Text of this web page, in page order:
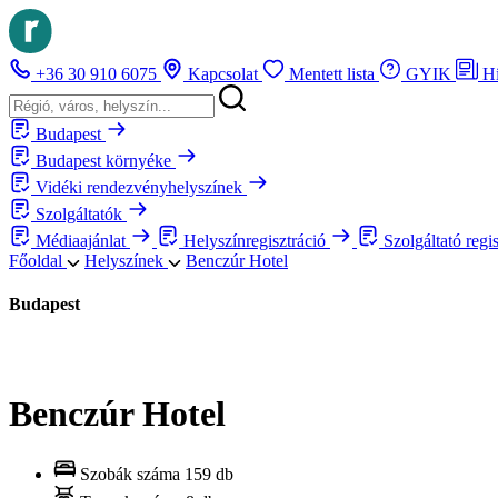
+36 30 910 6075 Kapcsolat Mentett lista GYIK
Budapest
Budapest környéke
Vidéki rendezvényhelyszínek
Szolgáltatók
Médiaajánlat
Helyszínregisztráció Szolgáltató
Főoldal
Helyszínek Benczúr Hotel
Budapest
Benczúr Hotel
Szobák száma 159 db